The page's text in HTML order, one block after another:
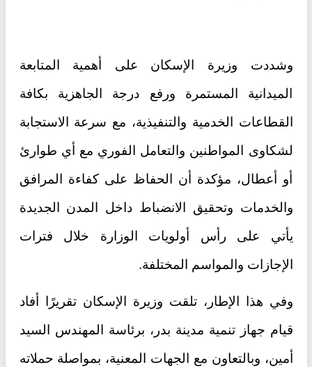
وشددت وزيرة الإسكان على أهمية المتابعة
الميدانية المستمرة ورفع درجة الجاهزية بكافة
القطاعات الخدمية والتنفيذية، مع سرعة الاستجابة
لشكاوى المواطنين والتعامل الفوري مع أي طوارئ
أو أعطال، مؤكدة أن الحفاظ على كفاءة المرافق
والخدمات وتحقيق الانضباط داخل المدن الجديدة
يأتي على رأس أولويات الوزارة خلال فترات
الإجازات والمواسم المختلفة.
وفي هذا الإطار، تلقت وزيرة الإسكان تقريرًا أفاد
قيام جهاز تنمية مدينة بدر، برئاسة المهندس السيد
أمين، وبالتعاون مع الجهات المعنية، بمواصلة حملاته